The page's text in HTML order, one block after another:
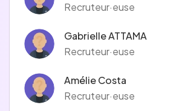
Recruteur·euse
Gabrielle ATTAMA
Recruteur·euse
Amélie Costa
Recruteur·euse